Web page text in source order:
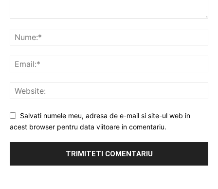
Salvati numele meu, adresa de e-mail si site-ul web in
acest browser pentru data viitoare in comentariu.